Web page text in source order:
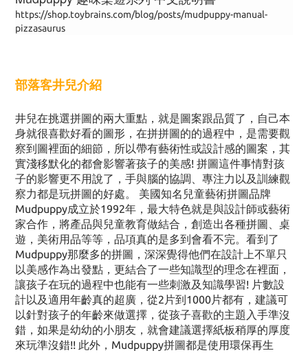
https://shop.toybrains.com/blog/posts/mudpuppy-manual-
pizzasaurus
部落客井兒介紹
井兒在挑選拼圖的兩大重點，就是圖案跟品質了，自己本
身就很喜歡好看的圖形，在拼拼圖的的過程中，是需要觀
察到圖裡面的細節，所以帶有藝術性或設計感的圖案，其
實淺移默化的都會影響著孩子的美感! 拼圖這件事情對孩
子的影響更不用說了，手與腦的協調、專注力以及訓練觀
察力都是玩拼圖的好處。 美國知名兒童藝術拼圖品牌
Mudpuppy成立於1992年，最大特色就是與設計師或藝術
家合作，將產品與兒童教育做結合，創造出各種拼圖、桌
遊，美術用品等等，品項真的是多到會看不完。看到了
Mudpuppy那麼多的拼圖，深深覺得他們在設計上不單只
以美感作為出發點，更結合了一些知識型的理念在裡面，
讓孩子在玩的過程中也能有一些刺激及知識學習! 片數設
計以及適用年齡真的超廣，從2片到1000片都有，建議可
以針對孩子的年齡來做選擇，從孩子喜歡的主題入手準沒
錯，如果是幼幼的小朋友，就會建議選擇紙板稍厚的厚度
來玩準沒錯!! 此外，Mudpuppy拼圖都是使用環保再生